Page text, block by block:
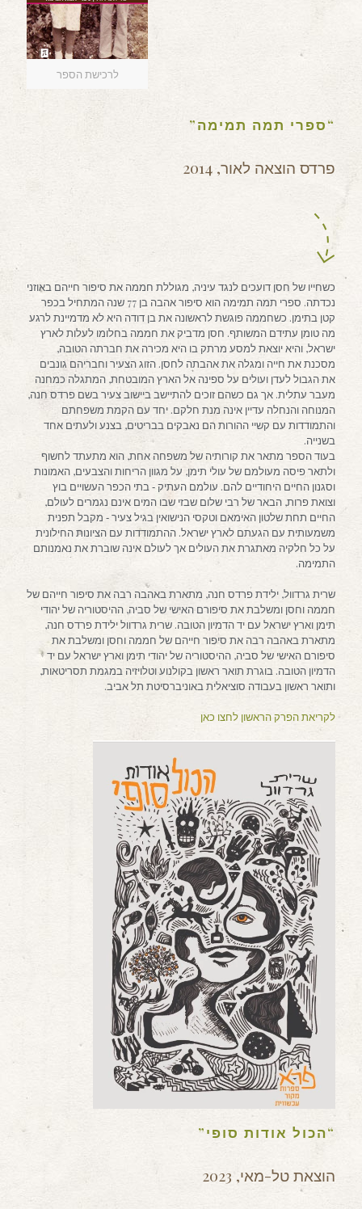
לרכישת הספר
“ספרי תמה תמימה”
פרדס הוצאה לאור, 2014
כשחייו של חסן דועכים לנגד עיניה, מגוללת חממה את סיפור חייהם באוזני
נכדתה. ספרי תמה תמימה הוא סיפור אהבה בן 77 שנה המתחיל בכפר
קטן בתימן. כשחממה פוגשת לראשונה את בן דודה היא לא מדמיינת לרגע
מה טומן עתידם המשותף. חסן מדביק את חממה בחלומו לעלות לארץ
ישראל, והיא יוצאת למסע מרתק בו היא מכירה את חברתה הטובה,
מסכנת את חייה ומגלה את אהבתה לחסן. הזוג הצעיר וחבריהם גונבים
את הגבול לעדן ועולים על ספינה אל הארץ המובטחת, המתגלה כמחנה
מעבר עתלית. אך גם כשהם זוכים להתיישב ביישוב צעיר בשם פרדס חנה,
המנוחה והנחלה עדיין אינה מנת חלקם. יחד עם הקמת משפחתם
והתמודדות עם קשיי ההורות הם נאבקים בבריטים, בצנע ולעתים אחד
בשנייה.
בעוד הספר מתאר את קורותיה של משפחה אחת, הוא מתעתד לחשוף
ולתאר פיסה מעולמם של עולי תימן, על מגוון הריחות והצבעים, האמונות
וסגנון החיים היחודיים להם. עולמם העתיק ‐ בתי הכפר העשויים בוץ
וצואת פרות, הבאר של רבי שלום שבזי שבו המים אינם נגמרים לעולם,
החיים תחת שלטון האימאם וטקסי הנישואין בגיל צעיר ‐ מקבל תפנית
משמעותית עם הגעתם לארץ ישראל. ההתמודדות עם הציונות החילונית
על כל חלקיה מאתגרת את העולים אך לעולם אינה שוברת את נאמנותם
התמימה.
שרית גרדוול, ילידת פרדס חנה, מתארת באהבה רבה את סיפור חייהם של
חממה וחסן ומשלבת את סיפורם האישי של סביה, ההיסטוריה של יהודי
תימן וארץ ישראל עם יד הדמיון הטובה. שרית גרדוול ילידת פרדס חנה,
מתארת באהבה רבה את סיפור חייהם של חממה וחסן ומשלבת את
סיפורם האישי של סביה, ההיסטוריה של יהודי תימן וארץ ישראל עם יד
הדמיון הטובה. בוגרת תואר ראשון בקולנוע וטלויזיה במגמת תסריטאות,
ותואר ראשון בעבודה סוציאלית באוניברסיטת תל אביב.
לקריאת הפרק הראשון לחצו כאן
“הכול אודות סופי”
הוצאת טל-מאי, 2023